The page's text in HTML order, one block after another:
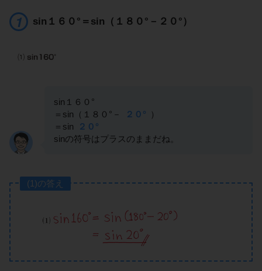
sin１６０°＝sin（１８０°－２０°）
sin１６０°
＝sin（１８０°－
２０°
）
＝sin
２０°
sinの符号はプラスのままだね。
(1)の答え